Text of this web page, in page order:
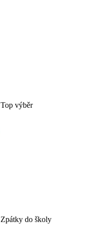
Top výběr
Zpátky do školy